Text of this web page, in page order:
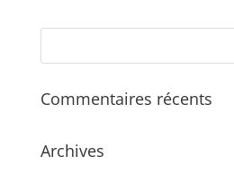
était : est :
Commentaires récents
Archives